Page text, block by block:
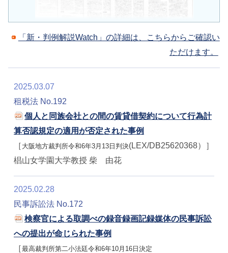
「新・判例解説Watch」の詳細は、こちらからご確認い
ただけます。
2025.03.07
租税法 No.192
個人と同族会社との間の賃貸借契約について行為計
算否認規定の適用が否定された事例
［ 大阪地方裁判所令和6年3月13日判決(LEX/DB25620368）］
椙山女学園大学教授 柴 由花
2025.02.28
民事訴訟法 No.172
検察官による取調べの録音録画記録媒体の民事訴訟
への提出が命じられた事例
［最高裁判所第二小法廷令和6年10月16日決定